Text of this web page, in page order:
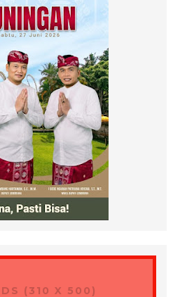
(310 X 500)